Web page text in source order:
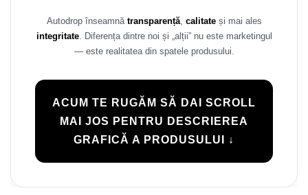
Autodrop înseamnă transparență, calitateși mai ales
integritate. Diferența dintre noi și „alții” nu este marketingul
— este realitatea din spatele produsului.
ACUM TE RUGĂM SĂ DAI SCROLL
MAI JOS PENTRU DESCRIEREA
GRAFICĂ A PRODUSULUI ↓